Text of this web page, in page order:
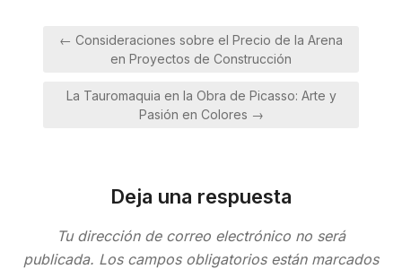
Navegación
← Consideraciones sobre el Precio de la Arena
en Proyectos de Construcción
La Tauromaquia en la Obra de Picasso: Arte y
Pasión en Colores →
Deja una respuesta
Tu dirección de correo electrónico no será
publicada. Los campos obligatorios están marcados